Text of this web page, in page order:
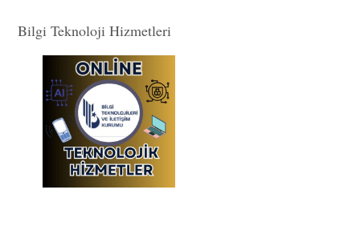
Bilgi Teknoloji Hizmetleri